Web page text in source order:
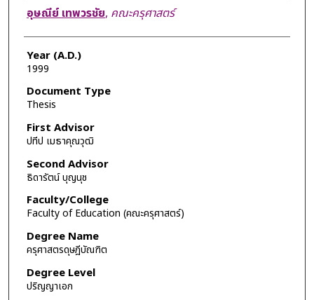
Author
อุษณีย์ เทพวรชัย, คณะครุศาสตร์
Year (A.D.)
1999
Document Type
Thesis
First Advisor
ปทีป เมธาคุณวุฒิ
Second Advisor
ธิดารัตน์ บุญนุช
Faculty/College
Faculty of Education (คณะครุศาสตร์)
Degree Name
ครุศาสตรดุษฎีบัณฑิต
Degree Level
ปริญญาเอก